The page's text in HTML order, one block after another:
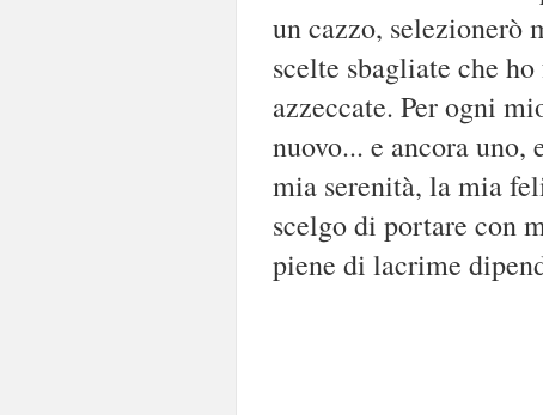
un cazzo, selezionerò
scelte sbagliate che
azzeccate. Per ogni
nuovo... e ancora
mia serenità, la mia
scelgo di portare con
piene di lacrime